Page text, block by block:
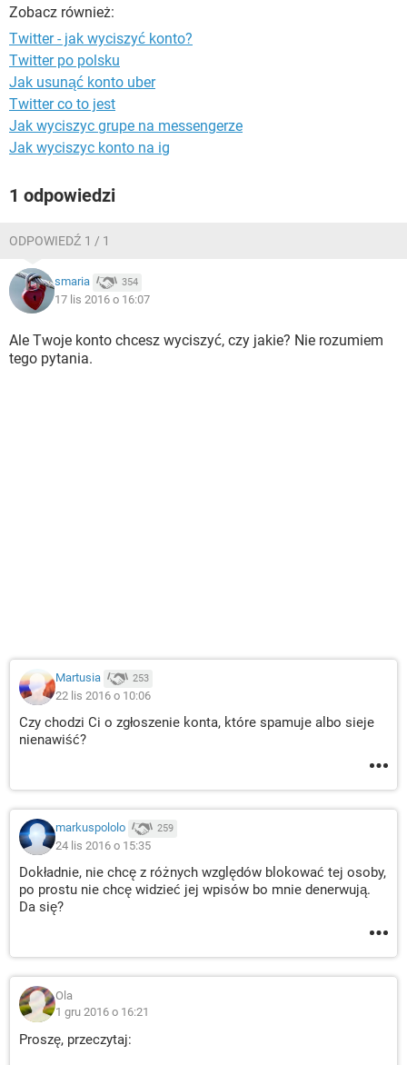
WINDOWS 10
Zobacz również:
Twitter - jak wyciszyć konto?
Twitter po polsku
Jak usunąć konto uber
Twitter co to jest
Jak wyciszyc grupe na messengerze
Jak wyciszyc konto na ig
1 odpowiedzi
ODPOWIEDŹ 1 / 1
smaria 354
17 lis 2016 o 16:07
Ale Twoje konto chcesz wyciszyć, czy jakie? Nie rozumiem
tego pytania.
Martusia 253
22 lis 2016 o 10:06
Czy chodzi Ci o zgłoszenie konta, które spamuje albo sieje
nienawiść?
markuspololo 259
24 lis 2016 o 15:35
Dokładnie, nie chcę z różnych względów blokować tej osoby,
po prostu nie chcę widzieć jej wpisów bo mnie denerwują.
Da się?
Ola
1 gru 2016 o 16:21
Proszę, przeczytaj: